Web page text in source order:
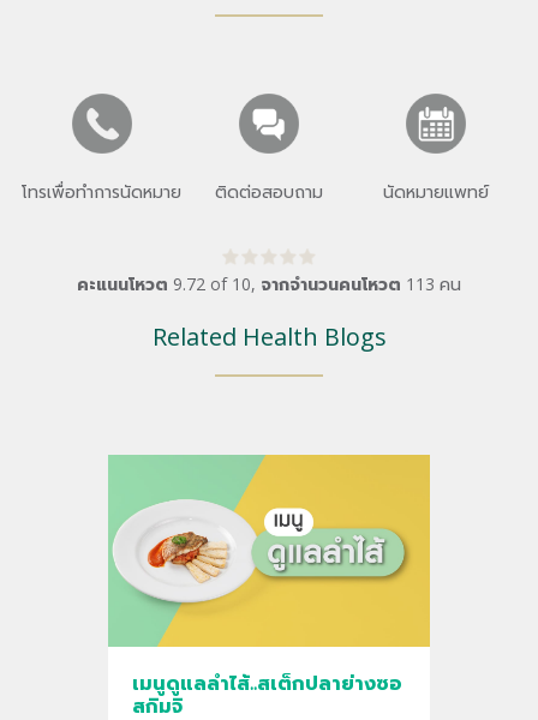
โทรเพื่อทำการนัดหมาย ติดต่อสอบถาม นัดหมายแพทย์
คะแนนโหวต 9.72 of 10, จากจำนวนคนโหวต 113 คน
Related Health Blogs
เมนูดูแลลำไส้..สเต็กปลาย่างซอ
สกิมจิ